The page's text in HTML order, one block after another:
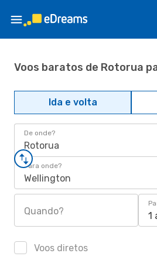
Voos baratos de Rotorua
Ida e volta
De onde?
Rotorua
Para onde?
Wellington
Quando? 1
Voos diretos